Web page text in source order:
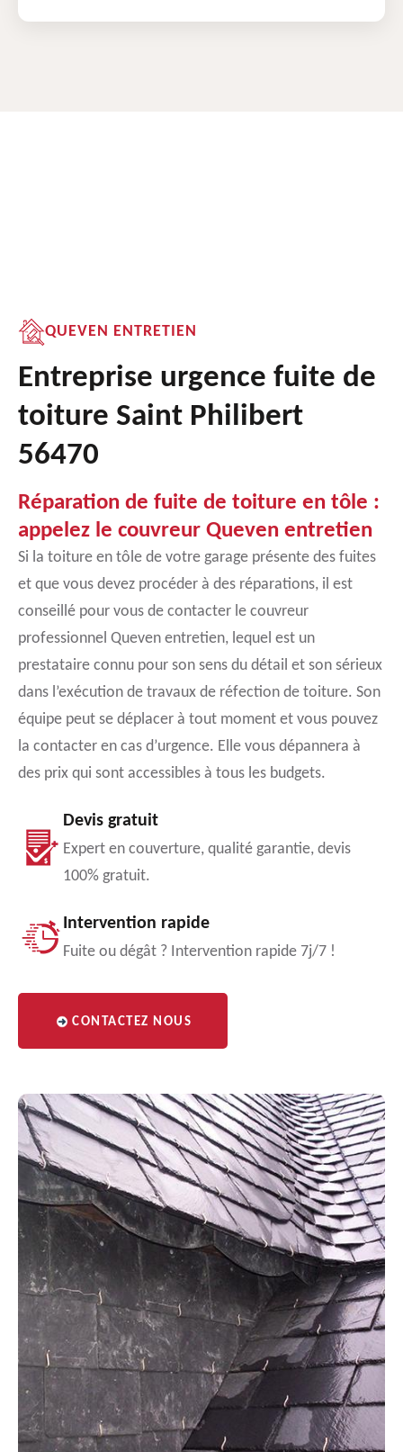
QUEVEN ENTRETIEN
Entreprise urgence fuite de
toiture Saint Philibert
56470
Réparation de fuite de toiture en tôle :
appelez le couvreur Queven entretien
Si la toiture en tôle de votre garage présente des fuites
et que vous devez procéder à des réparations, il est
conseillé pour vous de contacter le couvreur
professionnel Queven entretien, lequel est un
prestataire connu pour son sens du détail et son sérieux
dans l’exécution de travaux de réfection de toiture. Son
équipe peut se déplacer à tout moment et vous pouvez
la contacter en cas d’urgence. Elle vous dépannera à
des prix qui sont accessibles à tous les budgets.
Devis gratuit
Expert en couverture, qualité garantie, devis
100% gratuit.
Intervention rapide
Fuite ou dégât ? Intervention rapide 7j/7 !
CONTACTEZ NOUS